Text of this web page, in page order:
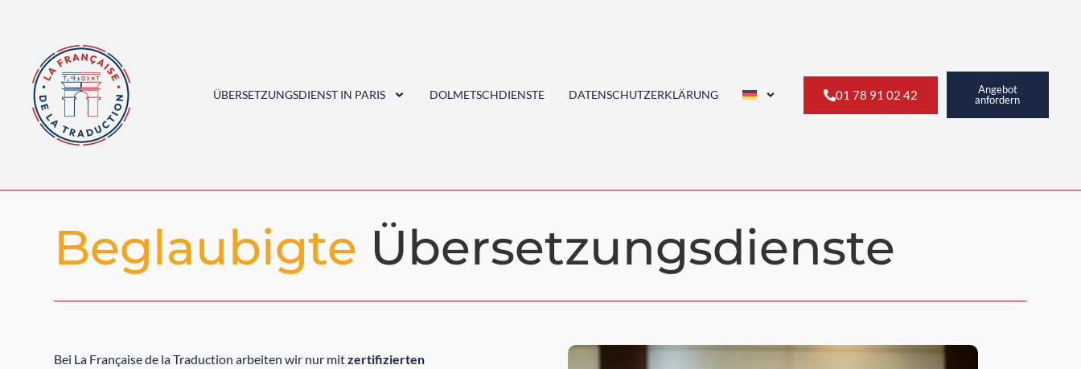
ÜBERSETZUNGSDIENST IN PARIS DOLMETSCHDIENSTE DATENSCHUTZERKLÄRUNG 01 78 91 02 42
Angebot
anfordern
Beglaubigte Übersetzungsdienste
Bei La Française de la Traduction arbeiten wir nur mitzertifizierten